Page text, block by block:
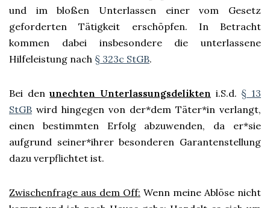
und im bloßen Unterlassen einer vom Gesetz
geforderten Tätigkeit erschöpfen. In Betracht
kommen dabei insbesondere die unterlassene
Hilfeleistung nach § 323c StGB.
Bei denunechten Unterlassungsdelikten i.S.d. § 13
StGB wird hingegen von der*dem Täter*in verlangt,
einen bestimmten Erfolg abzuwenden, da er*sie
aufgrund seiner*ihrer besonderen Garantenstellung
dazu verpflichtet ist.
Zwischenfrage aus dem Off: Wenn meine Ablöse nicht